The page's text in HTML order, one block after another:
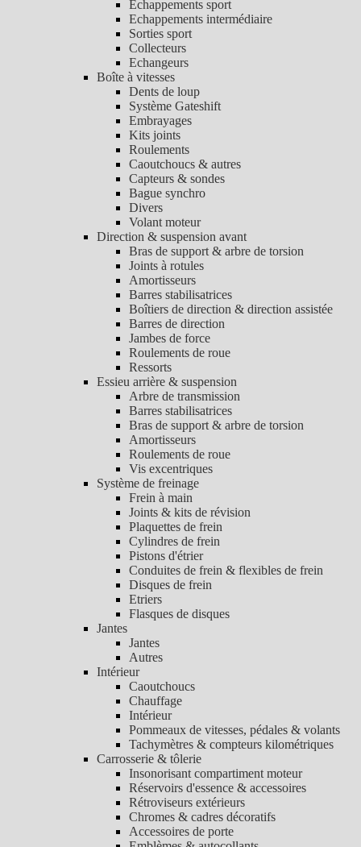
Echappements sport
Echappements intermédiaire
Sorties sport
Collecteurs
Echangeurs
Boîte à vitesses
Dents de loup
Système Gateshift
Embrayages
Kits joints
Roulements
Caoutchoucs & autres
Capteurs & sondes
Bague synchro
Divers
Volant moteur
Direction & suspension avant
Bras de support & arbre de torsion
Joints à rotules
Amortisseurs
Barres stabilisatrices
Boîtiers de direction & direction assistée
Barres de direction
Jambes de force
Roulements de roue
Ressorts
Essieu arrière & suspension
Arbre de transmission
Barres stabilisatrices
Bras de support & arbre de torsion
Amortisseurs
Roulements de roue
Vis excentriques
Système de freinage
Frein à main
Joints & kits de révision
Plaquettes de frein
Cylindres de frein
Pistons d'étrier
Conduites de frein & flexibles de frein
Disques de frein
Etriers
Flasques de disques
Jantes
Jantes
Autres
Intérieur
Caoutchoucs
Chauffage
Intérieur
Pommeaux de vitesses, pédales & volants
Tachymètres & compteurs kilométriques
Carrosserie & tôlerie
Insonorisant compartiment moteur
Réservoirs d'essence & accessoires
Rétroviseurs extérieurs
Chromes & cadres décoratifs
Accessoires de porte